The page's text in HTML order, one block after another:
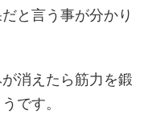
と言う事が分かり
消えたら筋力を鍛
です。